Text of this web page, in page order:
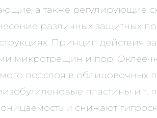
а также регулирующие
различных
Принцип действия
микротрещин и пор.
подслоя в облицовочных
пластины и
и снижают